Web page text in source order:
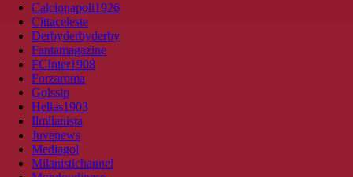
Calcionapoli1926
Cittaceleste
Derbyderbyderby
Fantamagazine
FCInter1908
Forzaroma
Golssip
Hellas1903
Ilmilanista
Juvenews
Mediagol
Milanistichannel